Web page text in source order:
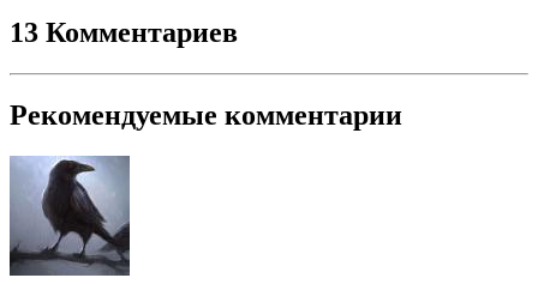
13 Комментариев
Рекомендуемые комментарии